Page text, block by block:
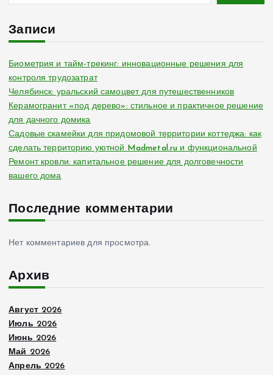
Записи
Биометрия и тайм-трекинг: инновационные решения для
контроля трудозатрат
Челябинск: уральский самоцвет для путешественников
Керамогранит «под дерево»: стильное и практичное решение
для дачного домика
Садовые скамейки для придомовой территории коттеджа: как
сделать территорию уютной Madmetal.ru и функциональной
Ремонт кровли: капитальное решение для долговечности
вашего дома
Последние комментарии
Нет комментариев для просмотра.
Архив
Август 2026
Июль 2026
Июнь 2026
Май 2026
Апрель 2026